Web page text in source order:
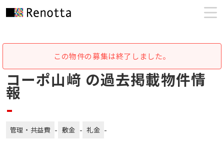
この物件の募集は終了しました。
コーポ山﨑 の過去掲載物件情
報
-
管理・共益費 - 敷金 - 礼金 -